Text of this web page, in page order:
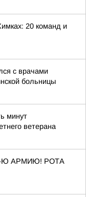
20 команд и
с врачами
больницы
минут
ветерана
Ю АРМИЮ! РОТА